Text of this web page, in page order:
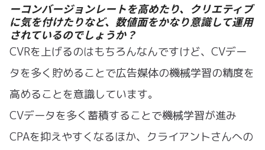
ーコンバージョンレートを高めたり、クリエティブ
に気を付けたりなど、数値面をかなり意識して運用
されているのでしょうか？
CVRを上げるのはもちろんなんですけど、CVデー
タを多く貯めることで広告媒体の機械学習の精度を
高めることを意識しています。
CVデータを多く蓄積することで機械学習が進み
CPAを抑えやすくなるほか、クライアントさんへの